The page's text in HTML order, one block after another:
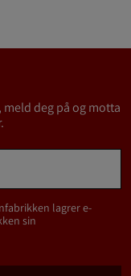
deg på og motta
lagrer e-
sin